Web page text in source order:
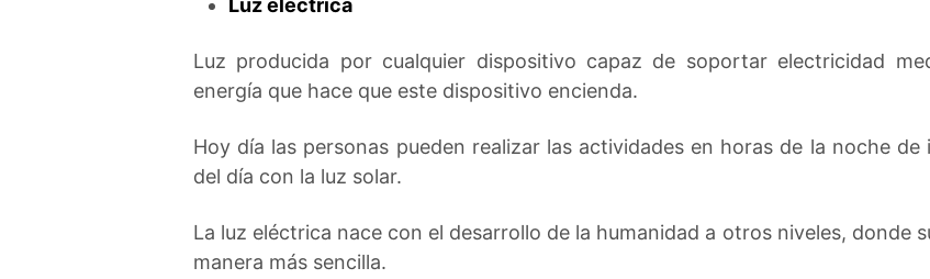
Luz eléctrica
Luz producida por cualquier dispositivo capaz de soportar electricidad
energía que hace que este dispositivo encienda.
Hoy día las personas pueden realizar las actividades en horas de la noche
del día con la luz solar.
La luz eléctrica nace con el desarrollo de la humanidad a otros niveles, donde
manera más sencilla.